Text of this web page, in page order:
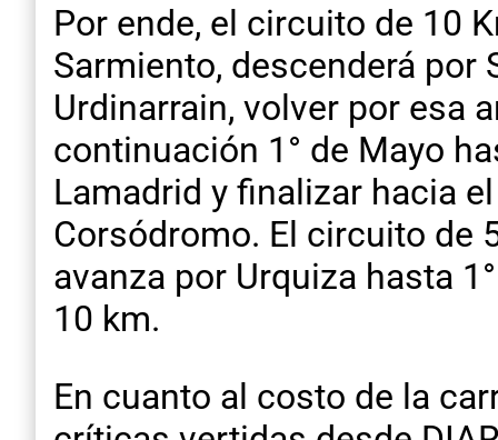
Por ende, el circuito de 10
Sarmiento, descenderá por
Urdinarrain, volver por esa
continuación 1° de Mayo
Lamadrid y finalizar hacia
Corsódromo. El circuito de
avanza por Urquiza hasta
10 km.
En cuanto al costo de la